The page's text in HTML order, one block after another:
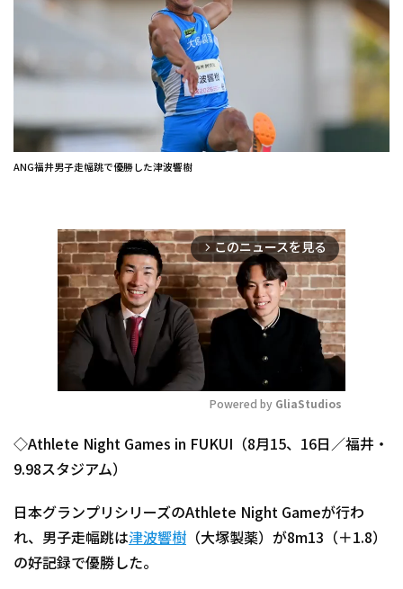
ANG福井男子走幅跳で優勝した津波響樹
arrow_forward_ios このニュースを見る
Mute
Powered by GliaStudios
◇Athlete Night Games in FUKUI（8月15、16日／福井・
9.98スタジアム）
日本グランプリシリーズのAthlete Night Gameが行わ
れ、男子走幅跳は津波響樹 （大塚製薬）が8m13（＋1.8）
の好記録で優勝した。